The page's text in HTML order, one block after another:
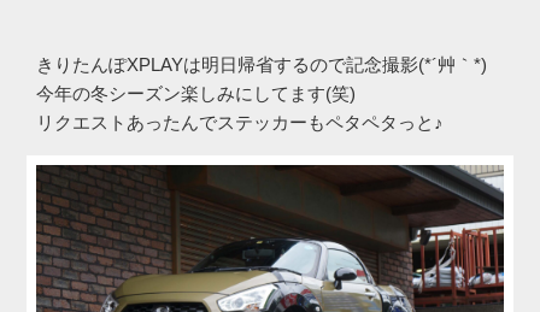
きりたんぽXPLAYは明日帰省するので記念撮影(*´艸｀*)
今年の冬シーズン楽しみにしてます(笑)
リクエストあったんでステッカーもペタペタっと♪